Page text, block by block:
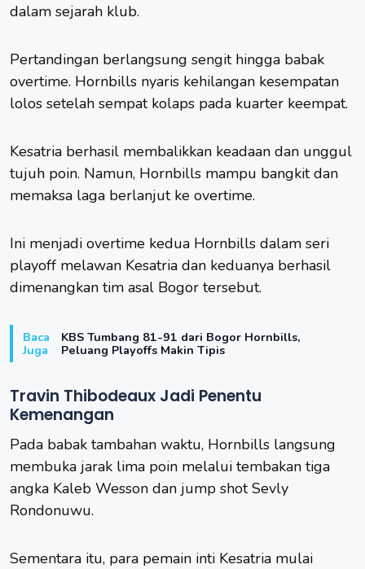
dalam sejarah klub.
Pertandingan berlangsung sengit hingga babak
overtime. Hornbills nyaris kehilangan kesempatan
lolos setelah sempat kolaps pada kuarter keempat.
Kesatria berhasil membalikkan keadaan dan unggul
tujuh poin. Namun, Hornbills mampu bangkit dan
memaksa laga berlanjut ke overtime.
Ini menjadi overtime kedua Hornbills dalam seri
playoff melawan Kesatria dan keduanya berhasil
dimenangkan tim asal Bogor tersebut.
Baca
Juga
KBS Tumbang 81-91 dari Bogor Hornbills,
Peluang Playoffs Makin Tipis
Travin Thibodeaux Jadi Penentu
Kemenangan
Pada babak tambahan waktu, Hornbills langsung
membuka jarak lima poin melalui tembakan tiga
angka Kaleb Wesson dan jump shot Sevly
Rondonuwu.
Sementara itu, para pemain inti Kesatria mulai